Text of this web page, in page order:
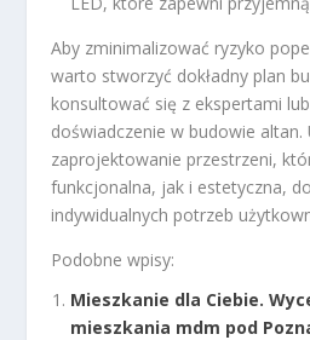
Aby zminimalizować ryzyko
warto stworzyć dokładny plan
konsultować się z ekspertami
doświadczenie w budowie
zaprojektowanie przestrzeni,
funkcjonalna, jak i estetyczna,
indywidualnych potrzeb
Podobne wpisy:
Mieszkanie dla Ciebie.
mieszkania mdm pod